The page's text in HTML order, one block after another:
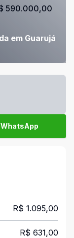
em Guarujá
590.000,00
WhatsApp
R$ 1.095,00
R$ 631,00